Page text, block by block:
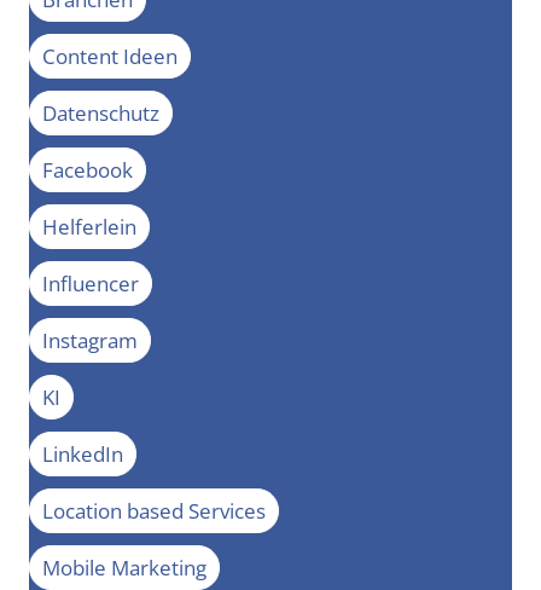
Content Ideen
Datenschutz
Facebook
Helferlein
Influencer
Instagram
KI
LinkedIn
Location based Services
Mobile Marketing